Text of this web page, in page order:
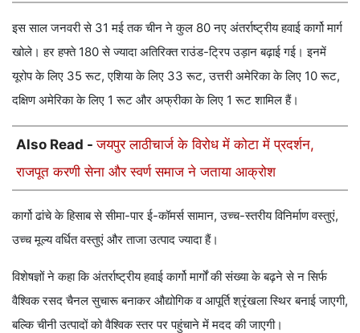
इस साल जनवरी से 31 मई तक चीन ने कुल 80 नए अंतर्राष्ट्रीय हवाई कार्गो मार्ग
खोले। हर हफ्ते 180 से ज्यादा अतिरिक्त राउंड-ट्रिप उड़ान बढ़ाई गई। इनमें
यूरोप के लिए 35 रूट, एशिया के लिए 33 रूट, उत्तरी अमेरिका के लिए 10 रूट,
दक्षिण अमेरिका के लिए 1 रूट और अफ्रीका के लिए 1 रूट शामिल हैं।
Also Read -जयपुर लाठीचार्ज के विरोध में कोटा में प्रदर्शन,
राजपूत करणी सेना और स्वर्ण समाज ने जताया आक्रोश
कार्गो ढांचे के हिसाब से सीमा-पार ई-कॉमर्स सामान, उच्च-स्तरीय विनिर्माण वस्तुएं,
उच्च मूल्य वर्धित वस्तुएं और ताजा उत्पाद ज्यादा हैं।
विशेषज्ञों ने कहा कि अंतर्राष्ट्रीय हवाई कार्गो मार्गों की संख्या के बढ़ने से न सिर्फ
वैश्विक रसद चैनल सुचारू बनाकर औद्योगिक व आपूर्ति श्रृंखला स्थिर बनाई जाएगी,
बल्कि चीनी उत्पादों को वैश्विक स्तर पर पहुंचाने में मदद की जाएगी।